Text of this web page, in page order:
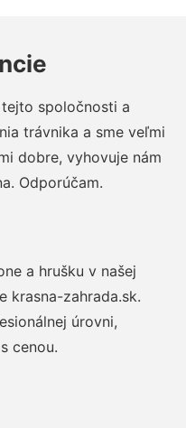
spoločnosti a
trávnika a sme veľmi
dobre, vyhovuje nám
Odporúčam.
a hrušku v našej
krasna-zahrada.sk.
úrovni,
cenou.